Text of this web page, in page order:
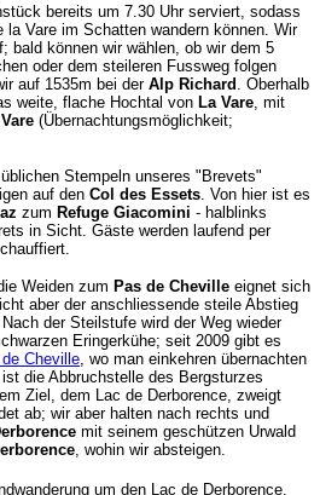
bereits um 7.30 Uhr serviert, sodass
la Vare im Schatten wandern können. Wir
bald können wir wählen, ob wir dem 5
oder dem steileren Fussweg folgen
auf 1535m bei der Alp Richard
. Oberhalb
weite, flache Hochtal von La Vare , mit
(Übernachtungsmöglichkeit;
Stempeln unseres "Brevets"
auf den Col des Essets . Von hier ist es
zum Refuge Giacomini - halblinks
in Sicht. Gäste werden laufend per
Weiden zum Pas de Cheville eignet sich
aber der anschliessende steile Abstieg
der Steilstufe wird der Weg wieder
Eringerkühe; seit 2009 gibt es
Cheville , wo man einkehren übernachten
die Abbruchstelle des Bergsturzes
Ziel, dem Lac de Derborence, zweigt
ab; wir aber halten nach rechts und
mit seinem geschützen Urwald
, wohin wir absteigen.
um den Lac de Derborence,